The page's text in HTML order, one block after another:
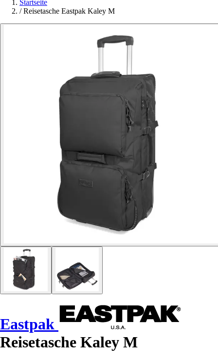
Startseite
/ Reisetasche Eastpak Kaley M
Eastpak
Reisetasche Kaley M